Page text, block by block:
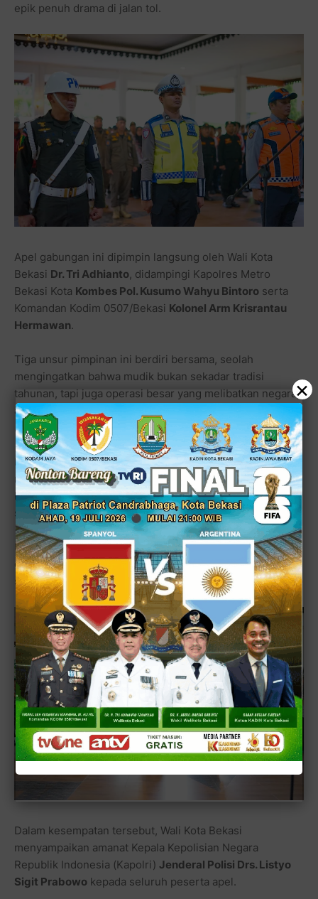
epik penuh drama di jalan tol.
Apel gabungan ini dipimpin langsung oleh Wali Kota
Bekasi Dr. Tri Adhianto, didampingi Kapolres Metro
Bekasi Kota Kombes Pol. Kusumo Wahyu Bintoro serta
Komandan Kodim 0507/Bekasi Kolonel Arm Krisrantau
Hermawan.
Tiga unsur pimpinan ini berdiri bersama, seolah
mengingatkan bahwa mudik bukan sekadar tradisi
tahunan, tapi juga operasi besar yang melibatkan negara,
aparat, dan tentu saja…kesabaran warga yang berlapis-
lapis seperti antrean di rest area
Bagi warga Bekasi, apel gabungan seperti ini biasanya
menjadi pertanda satu hal: jalanan sebentar lagi akan
berubah menjadi sungai kendaraan yang mengalir ke
segala arah.
Dari motor berboncengan tiga, mobil penuh kardus oleh-
oleh, sampai bus yang penumpangnya sudah mulai lelah
sebelum perjalanan benar-benar dimulai.
Dalam kesempatan tersebut, Wali Kota Bekasi
menyampaikan amanat Kepala Kepolisian Negara
Republik Indonesia (Kapolri) Jenderal Polisi Drs. Listyo
Sigit Prabowo kepada seluruh peserta apel.
×